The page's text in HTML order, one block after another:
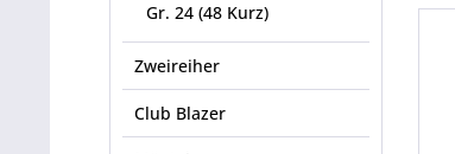
Gr. 24 (48 Kurz)
Zweireiher
Club Blazer